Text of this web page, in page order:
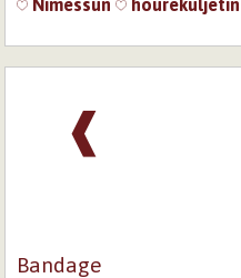
❰
Bandage